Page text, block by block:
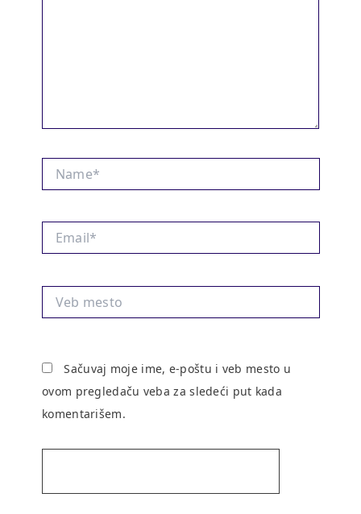
mesto
Sačuvaj moje ime, e-poštu i veb mesto u
ovom pregledaču veba za sledeći put kada
komentarišem.